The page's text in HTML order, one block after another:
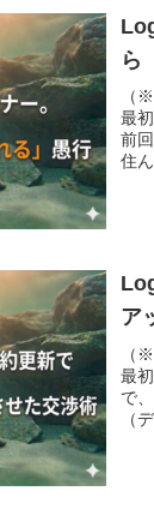
ら
（
最
前
住
ア
（
最
で
（